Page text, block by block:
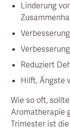
Linderung
Reduziert
Hilft, Ängste
Wie so oft,
Aromatherapie
Trimester ist